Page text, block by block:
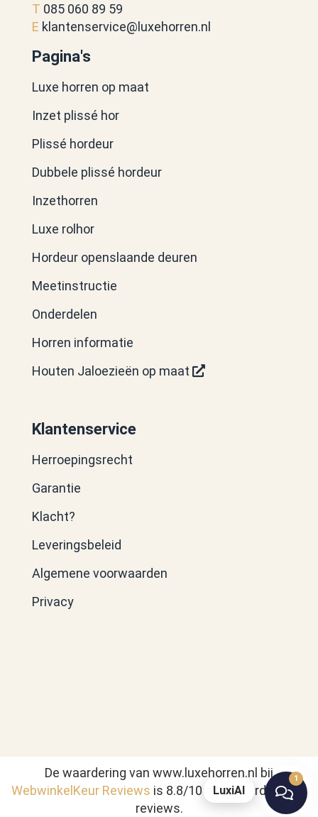
T 085 060 89 59
E klantenservice@luxehorren.nl
Pagina's
Luxe horren op maat
Inzet plissé hor
Plissé hordeur
Dubbele plissé hordeur
Inzethorren
Luxe rolhor
Hordeur openslaande deuren
Meetinstructie
Onderdelen
Horren informatie
Houten Jaloezieën op maat
Klantenservice
Herroepingsrecht
Garantie
Klacht?
Leveringsbeleid
Algemene voorwaarden
Privacy
De waardering van www.luxehorren.nl bij
WebwinkelKeur Reviews is 8.8/10 gebaseerd op 289
reviews.
LuxiAI
1